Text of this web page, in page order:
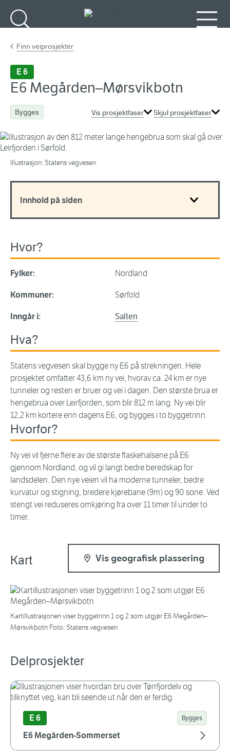
Finn veiprosjekter
E 6
E6 Megården–Mørsvikbotn
Bygges Vis prosjektfaser Skjul prosjektfaser
Illustrasjon: Statens vegvesen
Innhold på siden
Hvor?
Fylker: Nordland
Kommuner: Sørfold
Inngår i: Salten
Hva?
Statens vegvesen skal bygge ny E6 på strekningen. Hele
prosjektet omfatter 43,6 km ny vei, hvorav ca. 24 km er nye
tunneler og resten er bruer og vei i dagen. Den største brua er
hengebrua over Leirfjorden, som blir 812 m lang. Ny vei blir
12,2 km kortere enn dagens E6, og bygges i to byggetrinn.
Hvorfor?
Ny vei vil fjerne flere av de største flaskehalsene på E6
gjennom Nordland, og vil gi langt bedre beredskap for
landsdelen. Den nye veien vil ha moderne tunneler, bedre
kurvatur og stigning, bredere kjørebane (9m) og 90 sone. Ved
stengt vei reduseres omkjøring fra over 11 timer til under to
timer.
Kart Vis geografisk plassering
Kartillustrasjonen viser byggetrinn 1 og 2 som utgjør E6 Megården–
Mørsvikbotn Foto: Statens vegvesen
Delprosjekter
E 6 Bygges
E6 Megården-Sommerset